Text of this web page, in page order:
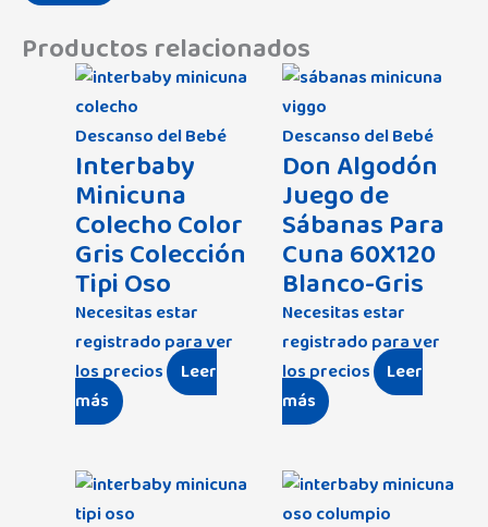
Productos relacionados
Descanso del Bebé
Interbaby
Minicuna
Colecho Color
Gris Colección
Tipi Oso
Necesitas estar
registrado para ver
los precios
Leer
más
Descanso del Bebé
Don Algodón
Juego de
Sábanas Para
Cuna 60X120
Blanco-Gris
Necesitas estar
registrado para ver
los precios
Leer
más